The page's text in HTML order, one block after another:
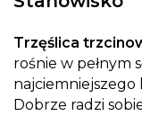
Trzęślica
rośnie w pełnym
Dobrze radzi